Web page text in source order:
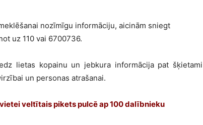
nozīmīgu informāciju, aicinām sniegt
uz 110 vai 6700736.
lietas kopainu un jebkura informācija pat šķietami
un personas atrašanai.
veltītais pikets pulcē ap 100 dalībnieku